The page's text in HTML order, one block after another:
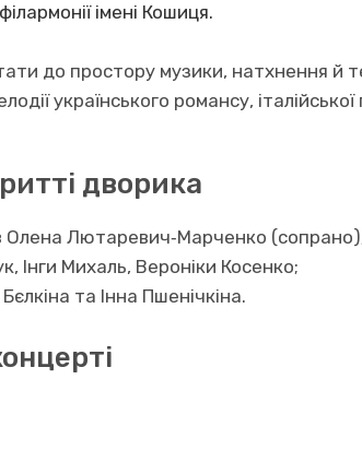
імені Кошиця.
до простору музики, натхнення й
українського романсу, італійської
дворика
Олена Лютаревич‐Марченко
Інги Михаль, Вероніки Косенко;
та Інна Пшенічкіна.